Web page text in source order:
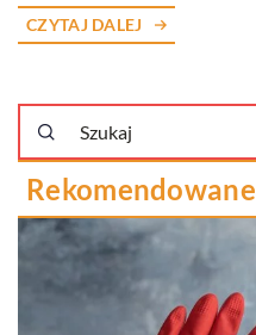
CZYTAJ DALEJ
Rekomendowane